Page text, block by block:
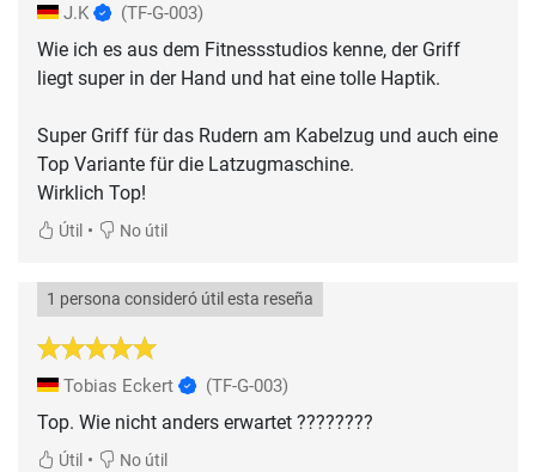
J.K (TF-G-003)
Wie ich es aus dem Fitnessstudios kenne, der Griff
liegt super in der Hand und hat eine tolle Haptik.
Super Griff für das Rudern am Kabelzug und auch eine
Top Variante für die Latzugmaschine.
Útil • No útil
1 persona consideró útil esta reseña
Tobias Eckert (TF-G-003)
Top. Wie nicht anders erwartet ????????
Útil • No útil